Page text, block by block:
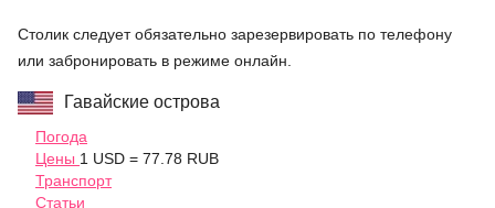
Столик следует обязательно зарезервировать по телефону
или забронировать в режиме онлайн.
Гавайские острова
Погода
Цены 1 USD = 77.78 RUB
Транспорт
Статьи